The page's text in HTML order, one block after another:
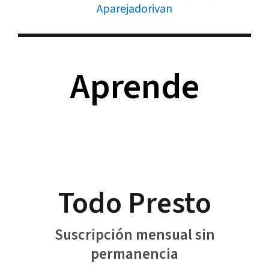
Aparejadorivan
Aprende
Todo Presto
Suscripción mensual sin
permanencia